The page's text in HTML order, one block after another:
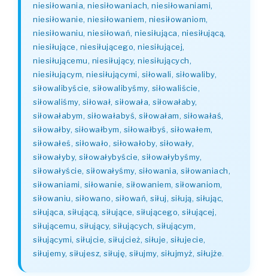
niesiłowania, niesiłowaniach, niesiłowaniami,
niesiłowanie, niesiłowaniem, niesiłowaniom,
niesiłowaniu, niesiłowań, niesiłująca, niesiłującą,
niesiłujące, niesiłującego, niesiłującej,
niesiłującemu, niesiłujący, niesiłujących,
niesiłującym, niesiłującymi, siłowali, siłowaliby,
siłowalibyście, siłowalibyśmy, siłowaliście,
siłowaliśmy, siłował, siłowała, siłowałaby,
siłowałabym, siłowałabyś, siłowałam, siłowałaś,
siłowałby, siłowałbym, siłowałbyś, siłowałem,
siłowałeś, siłowało, siłowałoby, siłowały,
siłowałyby, siłowałybyście, siłowałybyśmy,
siłowałyście, siłowałyśmy, siłowania, siłowaniach,
siłowaniami, siłowanie, siłowaniem, siłowaniom,
siłowaniu, siłowano, siłowań, siłuj, siłują, siłując,
siłująca, siłującą, siłujące, siłującego, siłującej,
siłującemu, siłujący, siłujących, siłującym,
siłującymi, siłujcie, siłujcież, siłuje, siłujecie,
siłujemy, siłujesz, siłuję, siłujmy, siłujmyż, siłujże